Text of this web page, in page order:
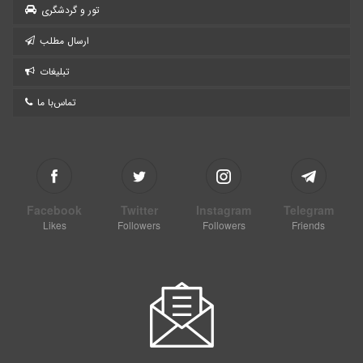
تور و گردشگری
ارسال مطلب
تبلیغات
تماس‌با ما
Facebook
Likes
Twitter
Followers
Instagram
Followers
Telegram
Friends